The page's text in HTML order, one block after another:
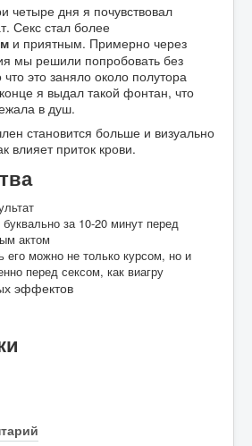
четыре дня я почувствовал
Секс стал более
и приятным. Примерно через
мы решили попробовать без
это заняло около полутора
я выдал такой фонтан, что
в душ.
становится больше и визуально
влияет приток крови.
за 10-20 минут перед
актом
его можно не только курсом, но и
перед сексом, как виагру
эффектов